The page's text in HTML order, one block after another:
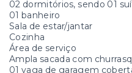
02 dormitórios, sendo 01
01 banheiro
Sala de estar/jantar
Cozinha
Área de serviço
Ampla sacada com
01 vaga de garagem